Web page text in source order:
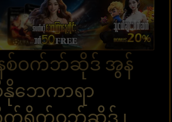
စ်ဝက်ဘ်ဆိုဒ် အွန်
ဘေကာရာ